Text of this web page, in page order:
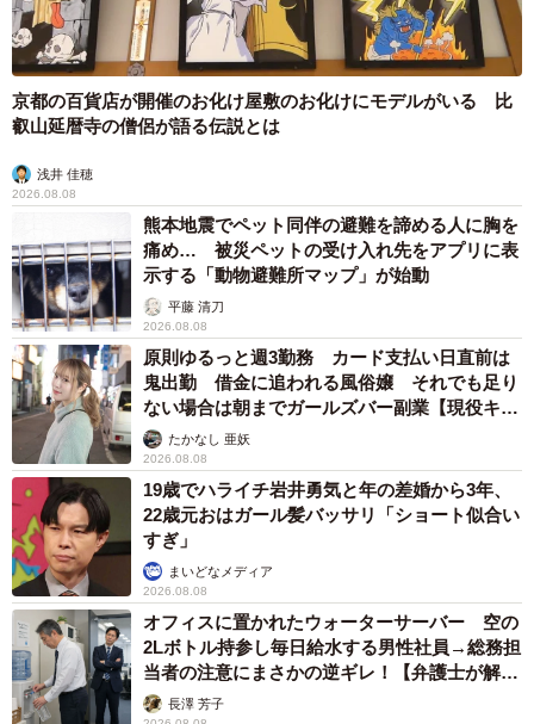
ボリビアとチリの国境付近での一枚（木村さん提供）
ー最後に、今後も旅を続ける予定なのでしょうか
家族全員での旅はここで終了となりました。ただ長女とケ
ニアで支援活動などをおこないたいと話をしており、今後
もケニアには行くことになりそうです。またトルコランプ
などの雑貨品の販売をするため、仕入れも兼ねて私の旅は
まだまだ続きそうです。
◆木村剛士（きむら・たけし）長野で4人の子どもたちと暮
らすシングルファーザー。50歳になり仕事をやめ、家を売
り、2カ月半かけて子どもたちと世界一周の旅をおこなう。
京都の百貨店が開催のお化け屋敷のお化けにモデルがいる 比
叡山延暦寺の僧侶が語る伝説とは
浅井 佳穂
2026.08.08
熊本地震でペット同伴の避難を諦める人に胸を
痛め… 被災ペットの受け入れ先をアプリに表
示する「動物避難所マップ」が始動
平藤 清刀
2026.08.08
原則ゆるっと週3勤務 カード支払い日直前は
鬼出勤 借金に追われる風俗嬢 それでも足り
ない場合は朝までガールズバー副業【現役キャ
ストに取材】
たかなし 亜妖
2026.08.08
19歳でハライチ岩井勇気と年の差婚から3年、
22歳元おはガール髪バッサリ「ショート似合い
すぎ」
まいどなメディア
2026.08.08
オフィスに置かれたウォーターサーバー 空の
2Lボトル持参し毎日給水する男性社員→総務担
当者の注意にまさかの逆ギレ！【弁護士が解
説】長澤 芳子